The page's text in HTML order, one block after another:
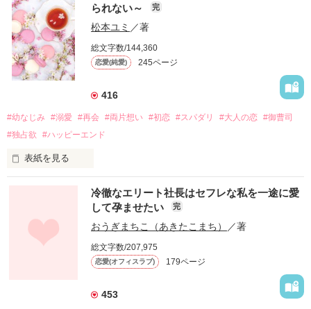
られない～
完
松本ユミ ／著
総文字数/144,360
恋愛(純愛) 245ページ
416
#幼なじみ #溺愛 #再会 #両片想い #初恋 #スパダリ #大人の恋 #御曹司
#独占欲
#ハッピーエンド
表紙を見る
幼なじみの哲平に淡い恋心を抱いていた美桜。
しかし、ある出来事をきっかけに二人の関係は壊れてしまう。
関係修復もできないまま、美桜は両親の離婚によって
引っ越すことになり、哲平とも離れ離れになった。
それから約十二年後。
冷徹なエリート社長はセフレな私を一途に愛
して孕ませたい
完
おうぎまちこ（あきたこまち） ／著
総文字数/207,975
恋愛(オフィスラブ) 179ページ
453